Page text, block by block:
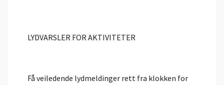
LYDVARSLER FOR AKTIVITETER
Få veiledende lydmeldinger rett fra klokken for